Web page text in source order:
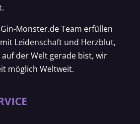
Monster.de Team erfüllen
Leidenschaft und Herzblut,
auf der Welt gerade bist, wir
möglich Weltweit.